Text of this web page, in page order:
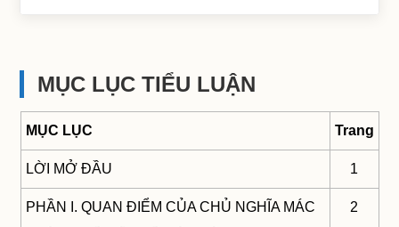
MỤC LỤC TIỂU LUẬN
MỤC LỤC Trang
LỜI MỞ ĐẦU 1
PHẦN I. QUAN ĐIỂM CỦA CHỦ NGHĨA MÁC
2